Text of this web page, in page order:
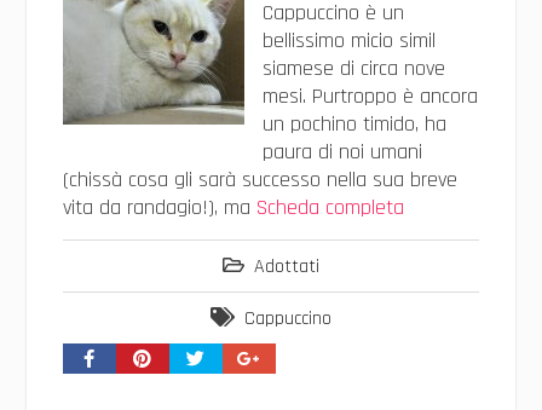
Cappuccino è un
bellissimo micio simil
siamese di circa nove
mesi. Purtroppo è ancora
un pochino timido, ha
paura di noi umani
(chissà cosa gli sarà successo nella sua breve
vita da randagio!), ma Scheda completa
Adottati
Cappuccino